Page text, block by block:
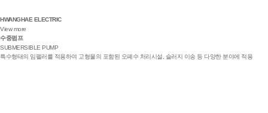
HWANGHAE ELECTRIC
View more
수중펌프
SUBMERSIBLE PUMP
특수형태의 임펠러를 적용하여 고형물의 포함된 오폐수 처리시설, 슬러지 이송 등 다양한 분야에 적용